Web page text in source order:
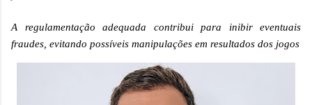
A regulamentação adequada contribui para inibir eventuais
fraudes, evitando possíveis manipulações em resultados dos jogos